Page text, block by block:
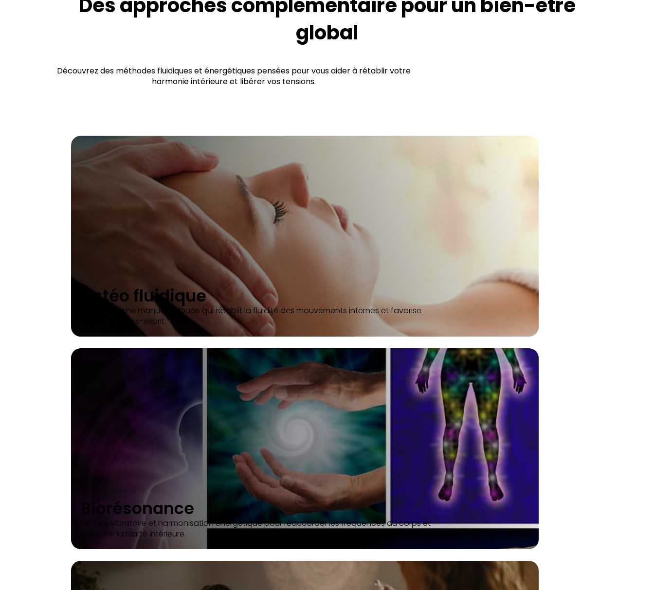
Des approches complémentaire pour un bien-être
global
Découvrez des méthodes fluidiques et énergétiques pensées pour vous aider à rétablir votre
harmonie intérieure et libérer vos tensions.
Ostéo fluidique
Une approche manuelle douce qui rétablit la fluidité des mouvements internes et favorise
l’équilibre corps-esprit.
Biorésonance
Lecture vibratoire et harmonisation énergétique pour réaccorder les fréquences du corps et
restaurer la clarté intérieure.